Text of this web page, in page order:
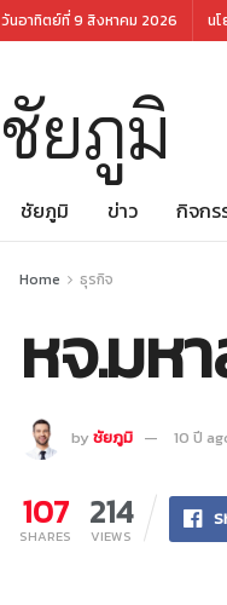
วันอาทิตย์ที่ 9 สิงหาคม 2026 น
ชัยภูมิ
ชัยภูมิ ข่าว กิจกร
Home ธุรกิจ
หจ.มห
by ชัยภูมิ 10 ปี
107
SHARES
214
VIEWS